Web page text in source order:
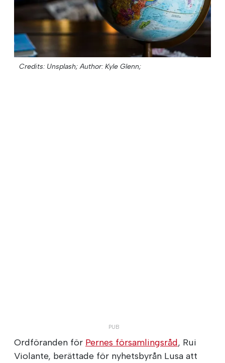
Credits: Unsplash; Author: Kyle Glenn;
Ordföranden för Pernes församlingsråd, Rui
Violante, berättade för nyhetsbyrån Lusa att